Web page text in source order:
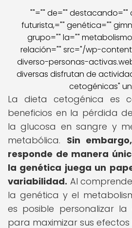
""="" de="" destacando=""
futurista,="" genética=""
grupo="" la=""
relación="" src="/wp-
diverso-personas-
diversas disfrutan de
cetogénicas"
La dieta cetogénica es
beneficios en la pérdida
la glucosa en sangre y
metabólica. Sin
responde de manera
la genética juega un
variabilidad. Al
la genética y el
es posible personalizar
para maximizar sus efectos